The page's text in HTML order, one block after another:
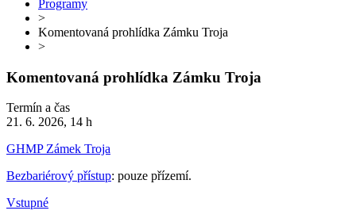
Programy
>
Komentovaná prohlídka Zámku Troja
>
Komentovaná prohlídka Zámku Troja
Termín a čas
21. 6. 2026, 14 h
GHMP Zámek Troja
Bezbariérový přístup: pouze přízemí.
Vstupné